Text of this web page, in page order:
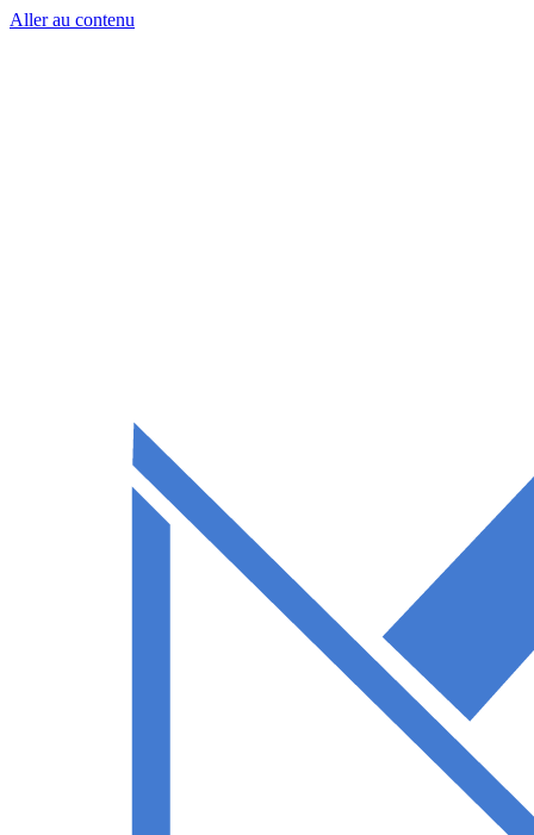
Aller au contenu